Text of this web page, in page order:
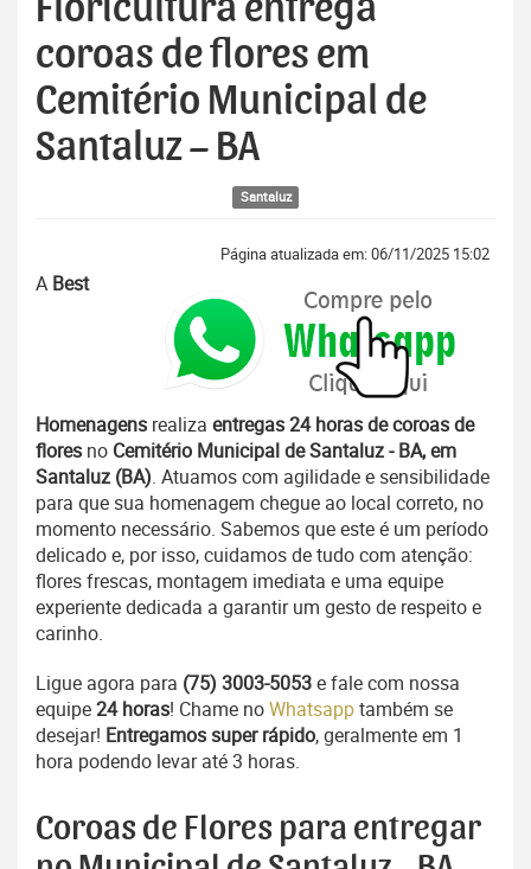
Floricultura entrega
coroas de flores em
Cemitério Municipal de
Santaluz – BA
Santaluz
Página atualizada em: 06/11/2025 15:02
A Best
Homenagens realiza entregas 24 horas de coroas de
flores no Cemitério Municipal de Santaluz - BA, em
Santaluz (BA). Atuamos com agilidade e sensibilidade
para que sua homenagem chegue ao local correto, no
momento necessário. Sabemos que este é um período
delicado e, por isso, cuidamos de tudo com atenção:
flores frescas, montagem imediata e uma equipe
experiente dedicada a garantir um gesto de respeito e
carinho.
Ligue agora para (75) 3003-5053e fale com nossa
equipe24 horas! Chame noWhatsapptambém se
desejar! Entregamos super rápido, geralmente em 1
hora podendo levar até 3 horas.
Coroas de Flores para entregar